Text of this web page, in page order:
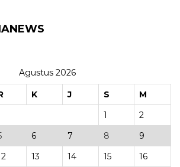
Agustus 2026
K J S
M
1
2
6 7 8
9
13 14 15
16